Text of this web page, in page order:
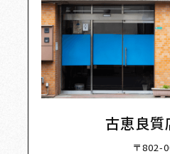
古恵良質
〒802-